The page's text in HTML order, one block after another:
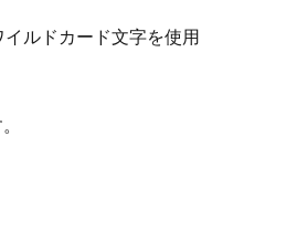
ルドカード文字を使用